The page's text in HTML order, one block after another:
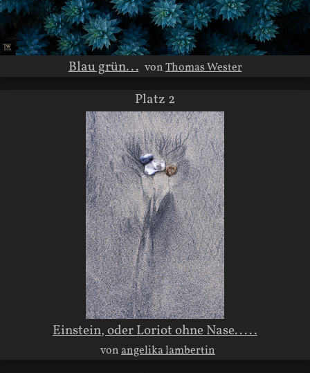
Blau grün... vonThomas Wester
Platz 2
Einstein, oder Loriot ohne Nase.....
vonangelika lambertin